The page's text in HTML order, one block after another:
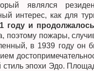
являлся
интерес, как для
году и
поэтому пожары,
в 1939 году
стиль эпохи Эдо.